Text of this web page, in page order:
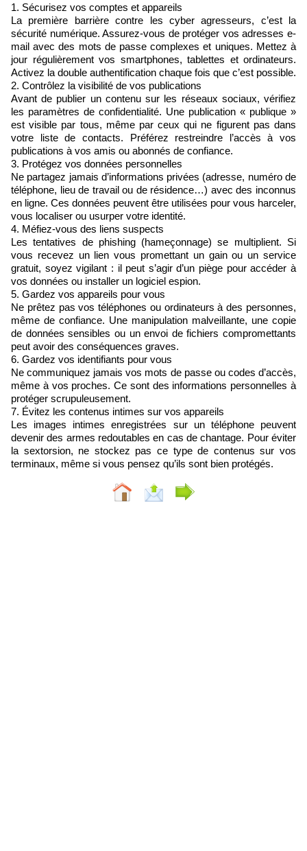
1. Sécurisez vos comptes et appareils
La première barrière contre les cyber agresseurs, c’est la
sécurité numérique. Assurez-vous de protéger vos adresses e-
mail avec des mots de passe complexes et uniques. Mettez à
jour régulièrement vos smartphones, tablettes et ordinateurs.
Activez la double authentification chaque fois que c’est possible.
2. Contrôlez la visibilité de vos publications
Avant de publier un contenu sur les réseaux sociaux, vérifiez
les paramètres de confidentialité. Une publication « publique »
est visible par tous, même par ceux qui ne figurent pas dans
votre liste de contacts. Préférez restreindre l’accès à vos
publications à vos amis ou abonnés de confiance.
3. Protégez vos données personnelles
Ne partagez jamais d’informations privées (adresse, numéro de
téléphone, lieu de travail ou de résidence…) avec des inconnus
en ligne. Ces données peuvent être utilisées pour vous harceler,
vous localiser ou usurper votre identité.
4. Méfiez-vous des liens suspects
Les tentatives de phishing (hameçonnage) se multiplient. Si
vous recevez un lien vous promettant un gain ou un service
gratuit, soyez vigilant : il peut s’agir d’un piège pour accéder à
vos données ou installer un logiciel espion.
5. Gardez vos appareils pour vous
Ne prêtez pas vos téléphones ou ordinateurs à des personnes,
même de confiance. Une manipulation malveillante, une copie
de données sensibles ou un envoi de fichiers compromettants
peut avoir des conséquences graves.
6. Gardez vos identifiants pour vous
Ne communiquez jamais vos mots de passe ou codes d’accès,
même à vos proches. Ce sont des informations personnelles à
protéger scrupuleusement.
7. Évitez les contenus intimes sur vos appareils
Les images intimes enregistrées sur un téléphone peuvent
devenir des armes redoutables en cas de chantage. Pour éviter
la sextorsion, ne stockez pas ce type de contenus sur vos
terminaux, même si vous pensez qu’ils sont bien protégés.